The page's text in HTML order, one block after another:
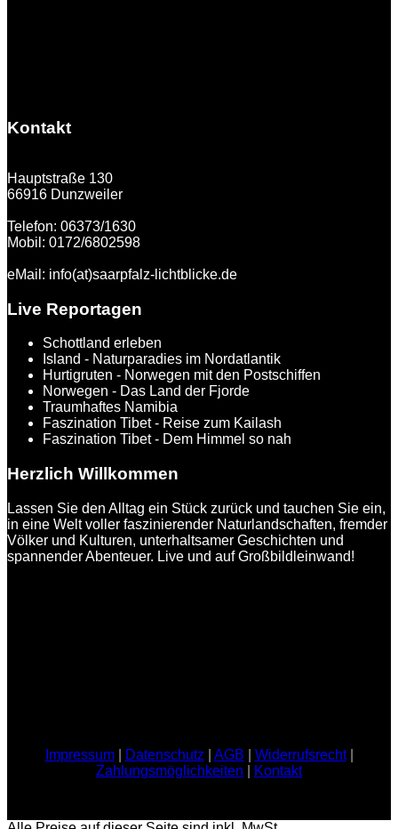
Kontakt
Hauptstraße 130
66916 Dunzweiler
Telefon: 06373/1630
Mobil: 0172/6802598
eMail: info(at)saarpfalz-lichtblicke.de
Live Reportagen
Schottland erleben
Island - Naturparadies im Nordatlantik
Hurtigruten - Norwegen mit den Postschiffen
Norwegen - Das Land der Fjorde
Traumhaftes Namibia
Faszination Tibet - Reise zum Kailash
Faszination Tibet - Dem Himmel so nah
Herzlich Willkommen
Lassen Sie den Alltag ein Stück zurück und tauchen Sie ein,
in eine Welt voller faszinierender Naturlandschaften, fremder
Völker und Kulturen, unterhaltsamer Geschichten und
spannender Abenteuer. Live und auf Großbildleinwand!
Impressum| Datenschutz AGB Widerrufsrecht|
Zahlungsmöglichkeiten
Kontakt